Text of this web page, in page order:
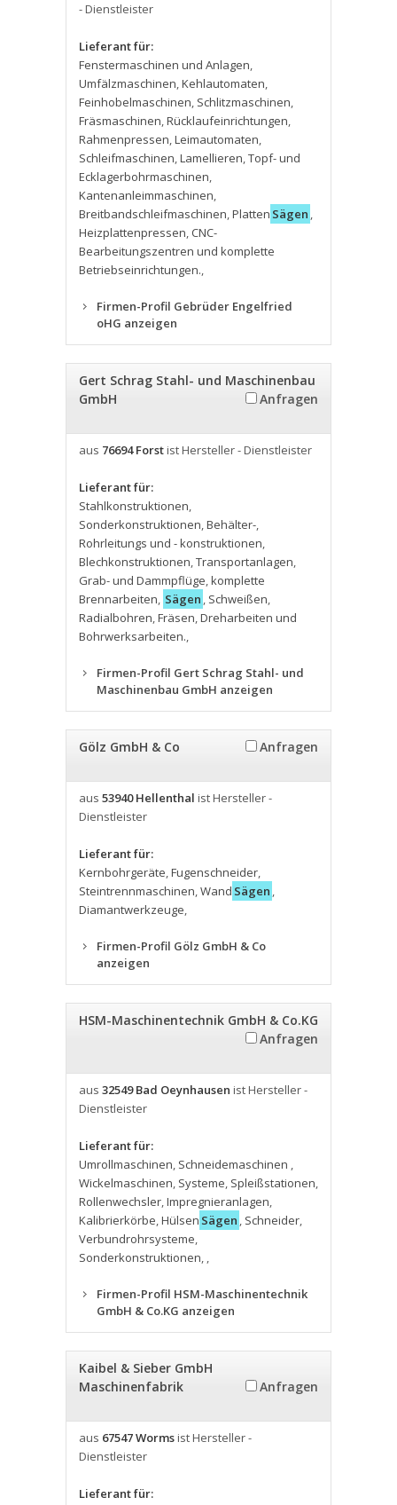
- Dienstleister
Lieferant für:
Fenstermaschinen und Anlagen,
Umfälzmaschinen,Kehlautomaten,
Feinhobelmaschinen, Schlitzmaschinen,
Fräsmaschinen,Rücklaufeinrichtungen,
Rahmenpressen,Leimautomaten,
Schleifmaschinen,Lamellieren,Topf- und
Ecklagerbohrmaschinen,
Kantenanleimmaschinen,
Breitbandschleifmaschinen,Platten Sägen ,
Heizplattenpressen, CNC-
Bearbeitungszentren und komplette
Betriebseinrichtungen.,
Firmen-Profil Gebrüder Engelfried
oHG anzeigen
Gert Schrag Stahl- und Maschinenbau
GmbH
Anfragen
aus 76694 Forstist Hersteller - Dienstleister
Lieferant für:
Stahlkonstruktionen,
Sonderkonstruktionen,Behälter-,
Rohrleitungs und - konstruktionen,
Blechkonstruktionen,Transportanlagen,
Grab- und Dammpflüge,komplette
Brennarbeiten, Sägen , Schweißen,
Radialbohren,Fräsen,Dreharbeiten und
Bohrwerksarbeiten.,
Firmen-Profil Gert Schrag Stahl- und
Maschinenbau GmbH anzeigen
Gölz GmbH & Co Anfragen
aus 53940 Hellenthal ist Hersteller -
Dienstleister
Lieferant für:
Kernbohrgeräte,Fugenschneider,
Steintrennmaschinen,Wand Sägen ,
Diamantwerkzeuge,
Firmen-Profil Gölz GmbH & Co
anzeigen
HSM-Maschinentechnik GmbH & Co.KG
Anfragen
aus 32549 Bad Oeynhausen ist Hersteller -
Dienstleister
Lieferant für:
Umrollmaschinen, Schneidemaschinen ,
Wickelmaschinen, Systeme, Spleißstationen,
Rollenwechsler,Impregnieranlagen,
Kalibrierkörbe,Hülsen Sägen , Schneider,
Verbundrohrsysteme,
Sonderkonstruktionen, ,
Firmen-Profil HSM-Maschinentechnik
GmbH & Co.KG anzeigen
Kaibel & Sieber GmbH
Maschinenfabrik
Anfragen
aus 67547 Wormsist Hersteller -
Dienstleister
Lieferant für: